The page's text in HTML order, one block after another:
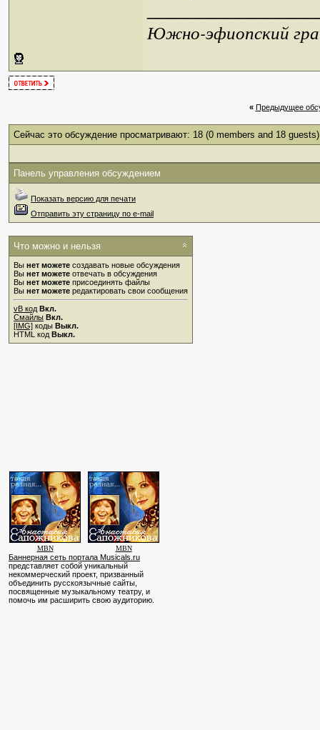
Южно-эфиопский
« Предыдущее
Сейчас это обсуждение просматривают: 18 (0 members and 18 guests)
Панель управления обсуждением
Показать версию для печати
Отправить эту страницу по e-mail
Что можно и нельзя
Вы нет можете создавать новые обсуждения
Вы нет можете отвечать в обсуждения
Вы нет можете присоединять файлы
Вы нет можете редактировать свои сообщения
vB код Вкл.
Смайлы Вкл.
[IMG] коды Выкл.
HTML код Выкл.
MBN MBN
Баннерная сеть портала Musicals.ru
представляет собой уникальный
некоммерческий проект, призванный
объединить русскоязычные сайты,
посвященные музыкальному театру, и
помочь им расширить свою аудиторию.